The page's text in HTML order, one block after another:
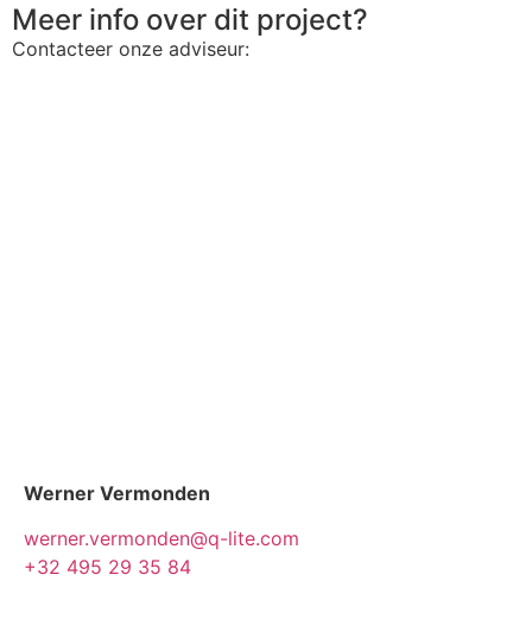
Meer info over dit project?
Contacteer onze adviseur:
Werner Vermonden
werner.vermonden@q-lite.com
+32 495 29 35 84